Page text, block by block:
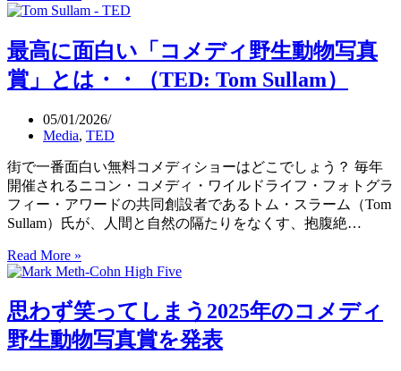
し
ウ
ィ
キ・
ブ
地
球
（Wiki
Loves
Earth）：
2025
入
作
品
最高に面白い「コメディ野生動物写真
賞」とは・・（TED: Tom Sullam）
05/01/2026
Media, TED
街で一番面白い無料コメディショーはどこでしょう？ 毎年
開催されるニコン・コメディ・ワイルドライフ・フォトグラ
フィー・アワードの共同創設者であるトム・スラーム（Tom
Sullam）氏が、人間と自然の隔たりをなくす、抱腹絶…
Read More »
高
面
白
い
思わず笑ってしまう2025年のコメディ
野生動物写真賞を発表